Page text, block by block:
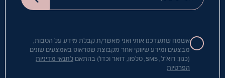
אשמח שתעדכנו אותי ואני מאשר/ת קבלת מידע על הטבות,
מבצעים ומידע שיווקי אחר מקבוצת שטראוס באמצעים שונים
(כגון: דוא"ל, SMS, טלפון, דואר וכדו') בהתאם
לתנאי מדיניות
הפרטיות